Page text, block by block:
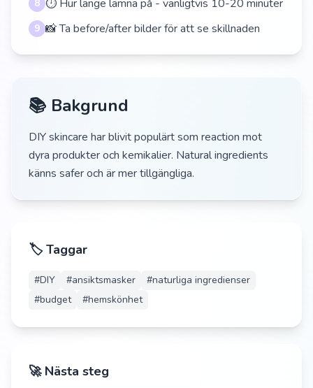
8 ⏱️ Hur länge lämna på - vanligtvis 10-20 minuter
9 📸 Ta before/after bilder för att se skillnaden
📚 Bakgrund
DIY skincare har blivit populärt som reaction mot
dyra produkter och kemikalier. Natural ingredients
känns safer och är mer tillgängliga.
🏷️ Taggar
#DIY #ansiktsmasker #naturliga ingredienser
#budget #hemskönhet
🚀 Nästa steg